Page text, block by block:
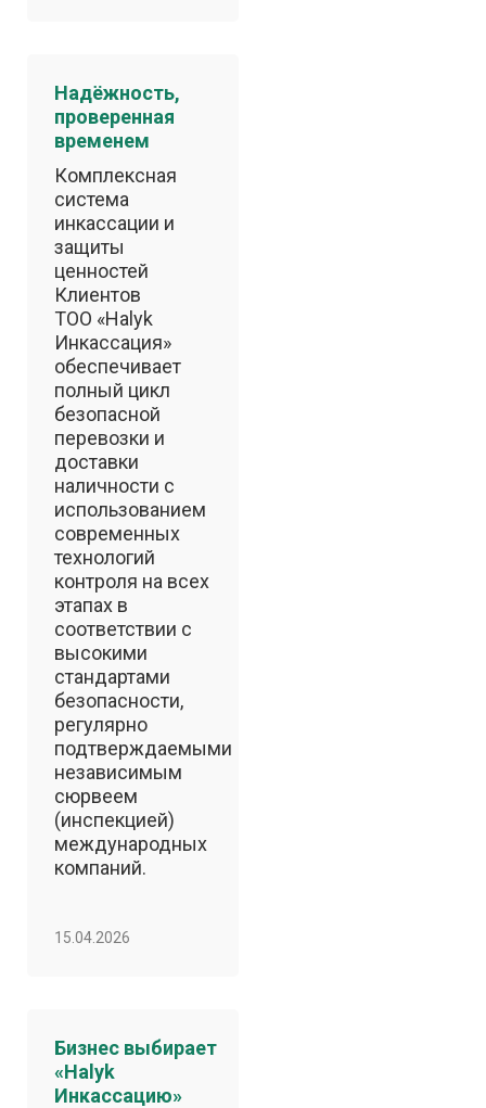
Надёжность,
проверенная
временем
Комплексная
система
инкассации и
защиты
ценностей
Клиентов
ТОО «Halyk
Инкассация»
обеспечивает
полный цикл
безопасной
перевозки и
доставки
наличности с
использованием
современных
технологий
контроля на всех
этапах в
соответствии с
высокими
стандартами
безопасности,
регулярно
подтверждаемыми
независимым
сюрвеем
(инспекцией)
международных
компаний.
15.04.2026
Бизнес выбирает
«Halyk
Инкассацию»